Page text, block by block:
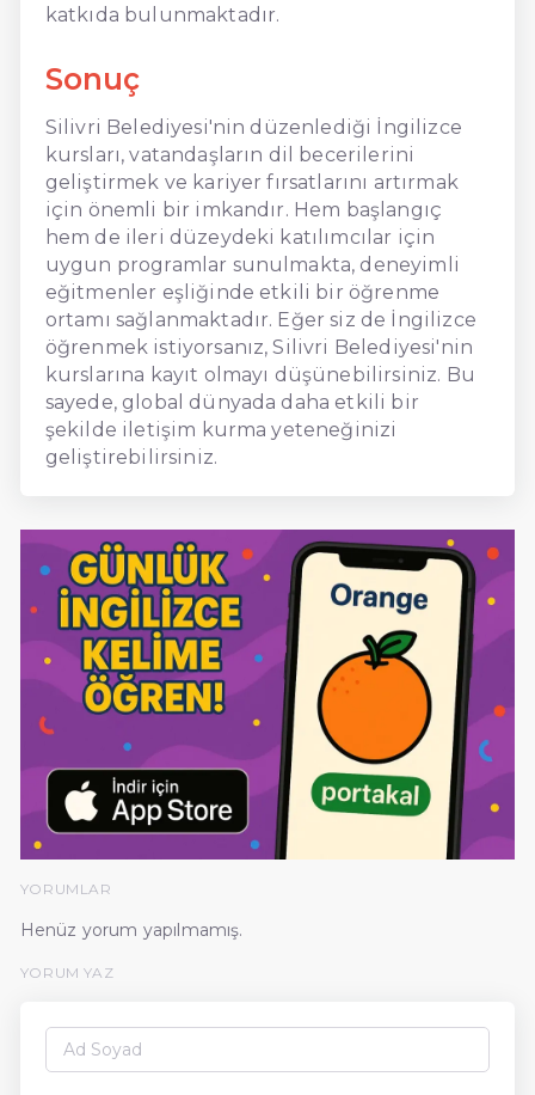
katkıda bulunmaktadır.
Sonuç
Silivri Belediyesi'nin düzenlediği İngilizce
kursları, vatandaşların dil becerilerini
geliştirmek ve kariyer fırsatlarını artırmak
için önemli bir imkandır. Hem başlangıç
hem de ileri düzeydeki katılımcılar için
uygun programlar sunulmakta, deneyimli
eğitmenler eşliğinde etkili bir öğrenme
ortamı sağlanmaktadır. Eğer siz de İngilizce
öğrenmek istiyorsanız, Silivri Belediyesi'nin
kurslarına kayıt olmayı düşünebilirsiniz. Bu
sayede, global dünyada daha etkili bir
şekilde iletişim kurma yeteneğinizi
geliştirebilirsiniz.
YORUMLAR
Henüz yorum yapılmamış.
YORUM YAZ